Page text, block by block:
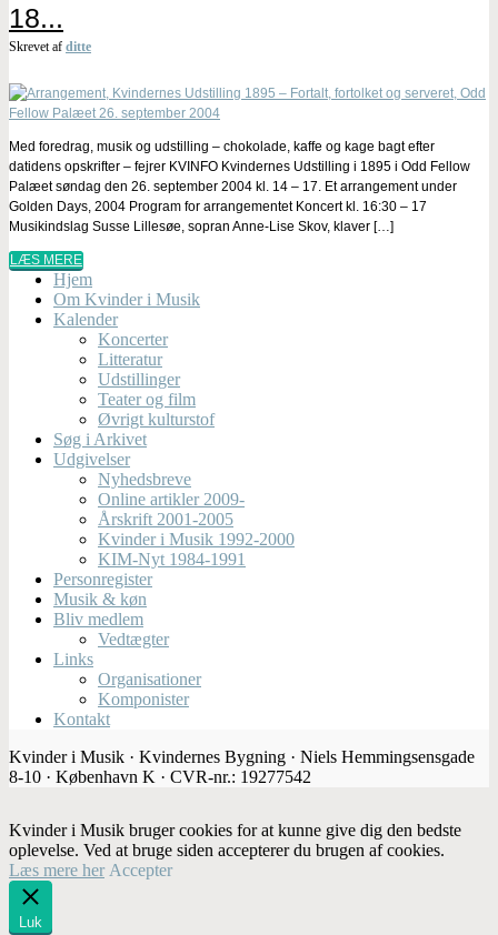
18...
Skrevet af ditte
Med foredrag, musik og udstilling – chokolade, kaffe og kage bagt efter
datidens opskrifter – fejrer KVINFO Kvindernes Udstilling i 1895 i Odd Fellow
Palæet søndag den 26. september 2004 kl. 14 – 17. Et arrangement under
Golden Days, 2004 Program for arrangementet Koncert kl. 16:30 – 17
Musikindslag Susse Lillesøe, sopran Anne-Lise Skov, klaver […]
LÆS MERE
Hjem
Om Kvinder i Musik
Kalender
Koncerter
Litteratur
Udstillinger
Teater og film
Øvrigt kulturstof
Søg i Arkivet
Udgivelser
Nyhedsbreve
Online artikler 2009-
Årskrift 2001-2005
Kvinder i Musik 1992-2000
KIM-Nyt 1984-1991
Personregister
Musik & køn
Bliv medlem
Vedtægter
Links
Organisationer
Komponister
Kontakt
Kvinder i Musik · Kvindernes Bygning · Niels Hemmingsensgade
8-10 · København K · CVR-nr.: 19277542
Kvinder i Musik bruger cookies for at kunne give dig den bedste
oplevelse. Ved at bruge siden accepterer du brugen af cookies.
Læs mere her Accepter
Luk